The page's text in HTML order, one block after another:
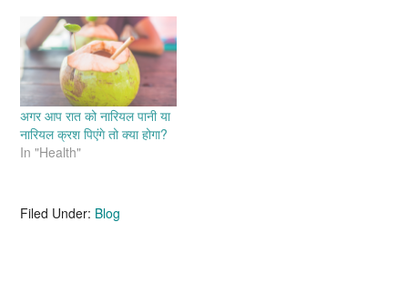
अगर आप रात को नारियल पानी या
नारियल क्रश पिएंगे तो क्या होगा?
In "Health"
Filed Under: Blog